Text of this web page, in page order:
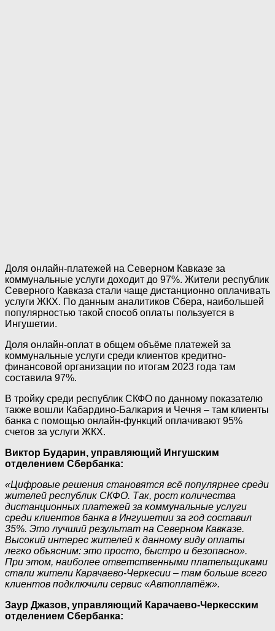
Доля онлайн-платежей на Северном Кавказе за
коммунальные услуги доходит до 97%. Жители республик
Северного Кавказа стали чаще дистанционно оплачивать
услуги ЖКХ. По данным аналитиков Сбера, наибольшей
популярностью такой способ оплаты пользуется в
Ингушетии.
Доля онлайн-оплат в общем объёме платежей за
коммунальные услуги среди клиентов кредитно-
финансовой организации по итогам 2023 года там
составила 97%.
В тройку среди республик СКФО по данному показателю
также вошли Кабардино-Балкария и Чечня – там клиенты
банка с помощью онлайн-функций оплачивают 95%
счетов за услуги ЖКХ.
Виктор Бударин, управляющий Ингушским
отделением Сбербанка:
«Цифровые решения становятся всё популярнее среди
жителей республик СКФО. Так, рост количества
дистанционных платежей за коммунальные услуги
среди клиентов банка в Ингушетии за год составил
35%. Это лучший результат на Северном Кавказе.
Высокий интерес жителей к данному виду оплаты
легко объясним: это просто, быстро и безопасно».
При этом, наиболее ответственными плательщиками
стали жители Карачаево-Черкесии – там больше всего
клиентов подключили сервис «Автоплатёж».
Заур Джазов, управляющий Карачаево-Черкесским
отделением Сбербанка: